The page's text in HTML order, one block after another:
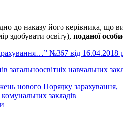
до наказу його керівника, що
здобувати освіту), поданої
№367 від 16.04.2018
загальноосвітніх навчальних
нового Порядку зарахування,
закладів